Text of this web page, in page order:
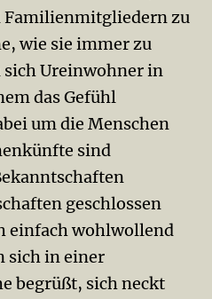
Familienmitgliedern zu
wie sie immer zu
sich Ureinwohner in
das Gefühl
um die Menschen
sind
geschlossen
einfach wohlwollend
sich in einer
begrüßt, sich neckt